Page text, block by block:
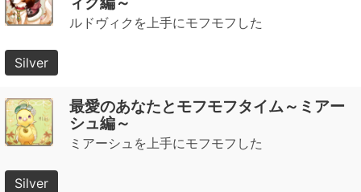
ルドヴィクを上手にモフモフした
Silver
最愛のあなたとモフモフタイム～ミアー
シュ編～
ミアーシュを上手にモフモフした
Silver